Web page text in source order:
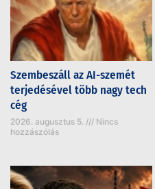
Szembeszáll az AI-szemét
terjedésével több nagy tech
cég
2026. augusztus 5.
Nincs
hozzászólás